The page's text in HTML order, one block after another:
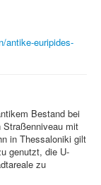
antike-euripides-
Bestand bei
Straßenniveau mit
in Thessaloniki gilt
genutzt, die U-
zu